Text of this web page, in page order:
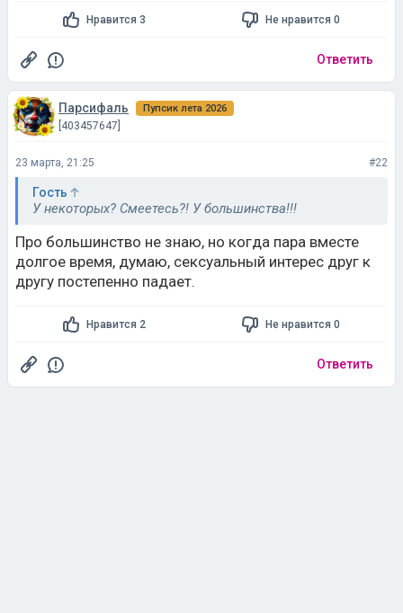
Нравится 3 Не нравится 0
Ответить
Парсифаль Пупсик лета 2026
[403457647]
23 марта, 21:25 #22
Гость
У некоторых? Смеетесь?! У большинства!!!
Про большинство не знаю, но когда пара вместе
долгое время, думаю, сексуальный интерес друг к
другу постепенно падает.
Нравится 2 Не нравится 0
Ответить